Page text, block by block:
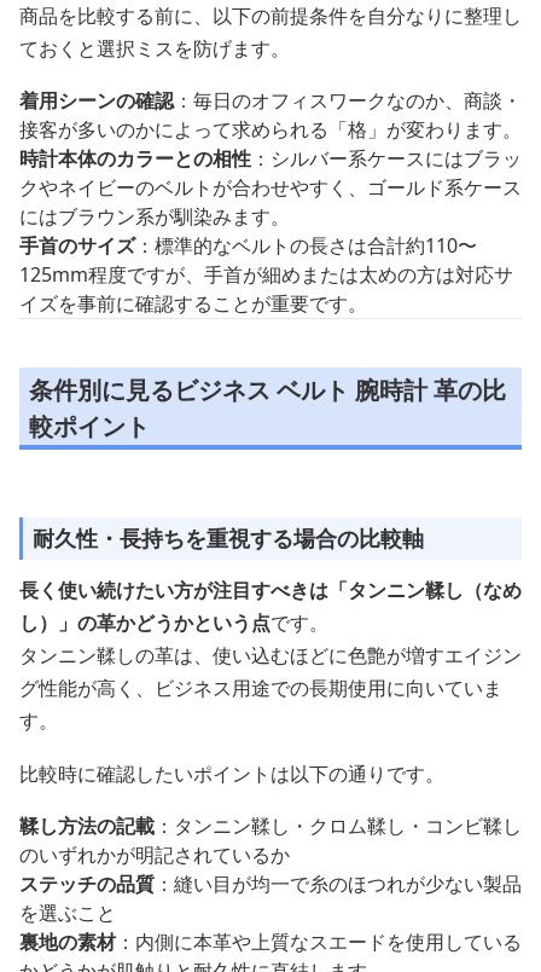
商品を比較する前に、以下の前提条件を自分なりに整理し
ておくと選択ミスを防げます。
着用シーンの確認：毎日のオフィスワークなのか、商談・
接客が多いのかによって求められる「格」が変わります。
時計本体のカラーとの相性 ：シルバー系ケースにはブラッ
クやネイビーのベルトが合わせやすく、ゴールド系ケース
にはブラウン系が馴染みます。
手首のサイズ：標準的なベルトの長さは合計約110〜
125mm程度ですが、手首が細めまたは太めの方は対応サ
イズを事前に確認することが重要です。
条件別に見るビジネス ベルト 腕時計 革の比
較ポイント
耐久性・長持ちを重視する場合の比較軸
長く使い続けたい方が注目すべきは「タンニン鞣し（なめ
し）」の革かどうかという点です。
タンニン鞣しの革は、使い込むほどに色艶が増すエイジン
グ性能が高く、ビジネス用途での長期使用に向いていま
す。
比較時に確認したいポイントは以下の通りです。
鞣し方法の記載 ：タンニン鞣し・クロム鞣し・コンビ鞣し
のいずれかが明記されているか
ステッチの品質 ：縫い目が均一で糸のほつれが少ない製品
を選ぶこと
裏地の素材：内側に本革や上質なスエードを使用している